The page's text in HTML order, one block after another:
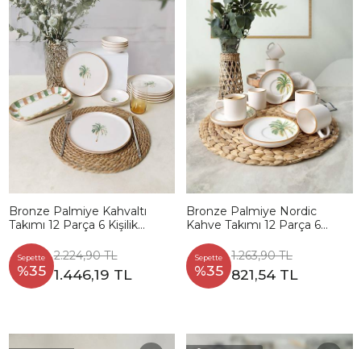
Bronze Palmiye Kahvaltı
Takımı 12 Parça 6 Kişilik
Sepette
%35
2.224,90 TL
1.446,19 TL
Bronze Palmiye Nordic
Kahve Takımı 12 Parça 6
Sepette
%35
1.263,90 TL
821,54 TL